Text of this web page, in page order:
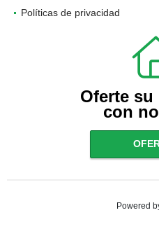
Políticas de privacidad
Oferte
con
Powered